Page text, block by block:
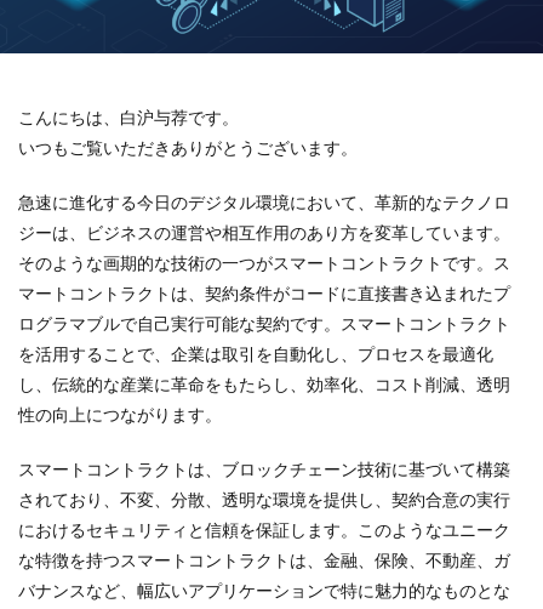
こんにちは、白沪与荐です。
いつもご覧いただきありがとうございます。
急速に進化する今日のデジタル環境において、革新的なテクノロ
ジーは、ビジネスの運営や相互作用のあり方を変革しています。
そのような画期的な技術の一つがスマートコントラクトです。ス
マートコントラクトは、契約条件がコードに直接書き込まれたプ
ログラマブルで自己実行可能な契約です。スマートコントラクト
を活用することで、企業は取引を自動化し、プロセスを最適化
し、伝統的な産業に革命をもたらし、効率化、コスト削減、透明
性の向上につながります。
スマートコントラクトは、ブロックチェーン技術に基づいて構築
されており、不変、分散、透明な環境を提供し、契約合意の実行
におけるセキュリティと信頼を保証します。このようなユニーク
な特徴を持つスマートコントラクトは、金融、保険、不動産、ガ
バナンスなど、幅広いアプリケーションで特に魅力的なものとな